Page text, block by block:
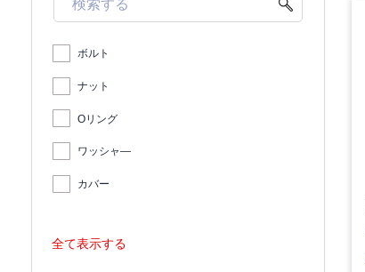
ボルト
ナット
Oリング
ワッシャ―
カバー
全て表示する